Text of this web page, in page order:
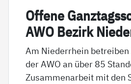
Of­fe­ne
AWO Be­zirk
Am Niederrhein
der AWO an über 85
Zusammenarbeit mit den